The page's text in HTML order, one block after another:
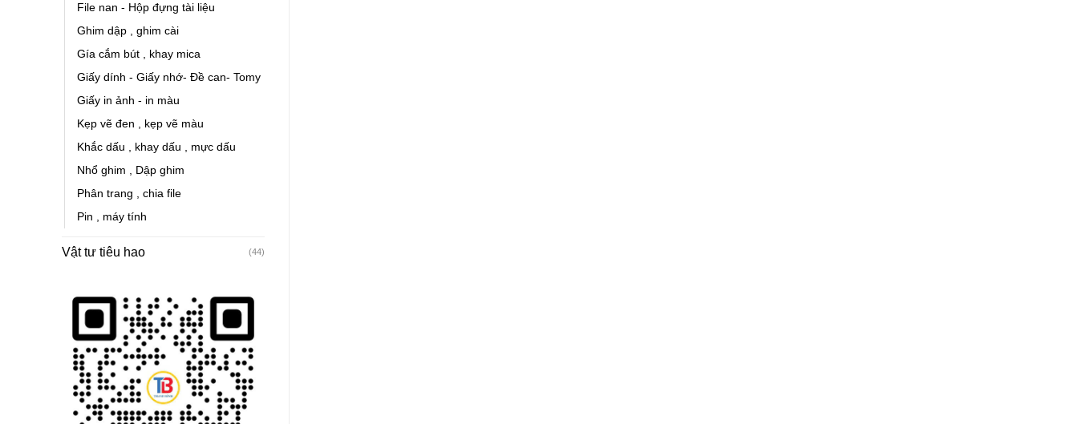
File nan - Hộp đựng tài liệu
Ghim dập , ghim cài
Gía cắm bút , khay mica
Giấy dính - Giấy nhớ- Đề can- Tomy
Giấy in ảnh - in màu
Kẹp vẽ đen , kẹp vẽ màu
Khắc dấu , khay dấu , mực dấu
Nhổ ghim , Dập ghim
Phân trang , chia file
Pin , máy tính
Vật tư tiêu hao (44)